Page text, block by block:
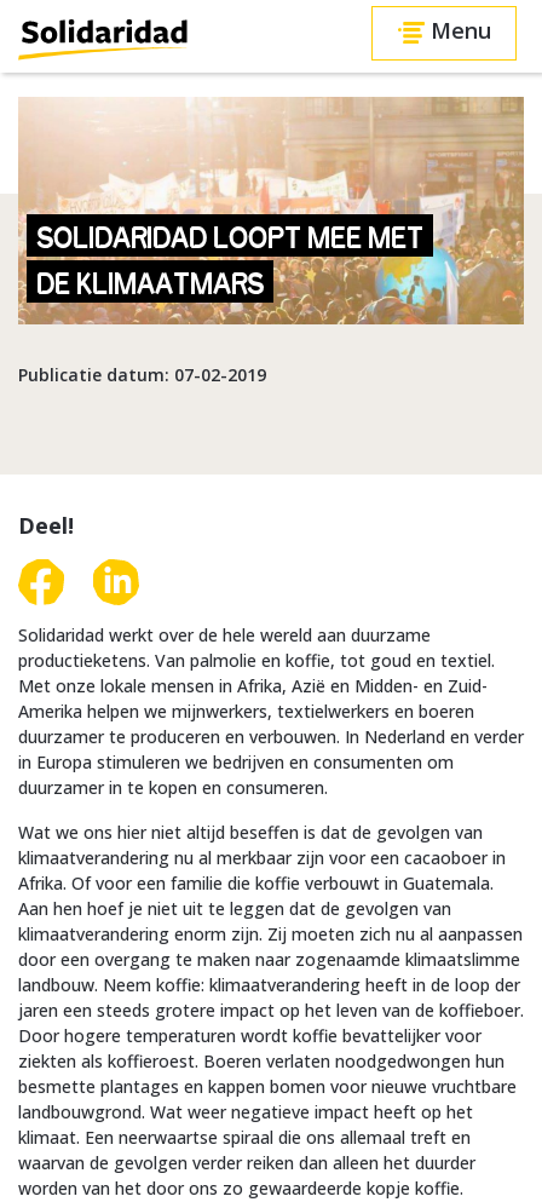
Menu
SOLIDARIDAD LOOPT MEE MET
DE KLIMAATMARS
Publicatie datum: 07-02-2019
Deel!
Solidaridad werkt over de hele wereld aan duurzame
productieketens. Van palmolie en koffie, tot goud en textiel.
Met onze lokale mensen in Afrika, Azië en Midden- en Zuid-
Amerika helpen we mijnwerkers, textielwerkers en boeren
duurzamer te produceren en verbouwen. In Nederland en verder
in Europa stimuleren we bedrijven en consumenten om
duurzamer in te kopen en consumeren.
Wat we ons hier niet altijd beseffen is dat de gevolgen van
klimaatverandering nu al merkbaar zijn voor een cacaoboer in
Afrika. Of voor een familie die koffie verbouwt in Guatemala.
Aan hen hoef je niet uit te leggen dat de gevolgen van
klimaatverandering enorm zijn. Zij moeten zich nu al aanpassen
door een overgang te maken naar zogenaamde klimaatslimme
landbouw. Neem koffie: klimaatverandering heeft in de loop der
jaren een steeds grotere impact op het leven van de koffieboer.
Door hogere temperaturen wordt koffie bevattelijker voor
ziekten als koffieroest. Boeren verlaten noodgedwongen hun
besmette plantages en kappen bomen voor nieuwe vruchtbare
landbouwgrond. Wat weer negatieve impact heeft op het
klimaat. Een neerwaartse spiraal die ons allemaal treft en
waarvan de gevolgen verder reiken dan alleen het duurder
worden van het door ons zo gewaardeerde kopje koffie.